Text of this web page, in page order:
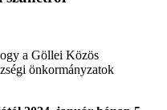
a Göllei Közös
önkormányzatok